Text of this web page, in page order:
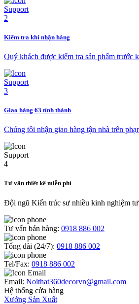
Kiểm tra khi nhận hàng
Quý khách được kiểm tra sản phẩm trước
Giao hàng 63 tỉnh thành
Chúng tôi nhận giao hàng tận nhà trên
Tư vấn thiết kế miễn phí
Đội ngũ Kiến trúc sư nhiều kinh nghiệm tư
Tư vấn bán hàng: 0918 886 002
Tổng đài (24/7): 0918 886 002
Tel/Fax: 0918 886 002
Email: Noithat360decorvn@gmail.com
Hệ thống cửa hàng
Xưởng Sản Xuất